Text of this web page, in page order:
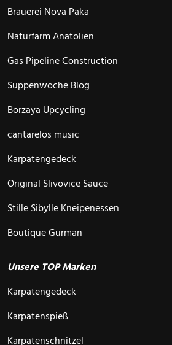
Brauerei Nova Paka
Naturfarm Anatolien
Gas Pipeline Construction
Suppenwoche Blog
Borzaya Upcycling
cantarelos music
Karpatengedeck
Original Slivovice Sauce
Stille Sibylle Kneipenessen
Boutique Gurman
Unsere TOP Marken
Karpatengedeck
Karpatenspieß
Karpatenschnitzel